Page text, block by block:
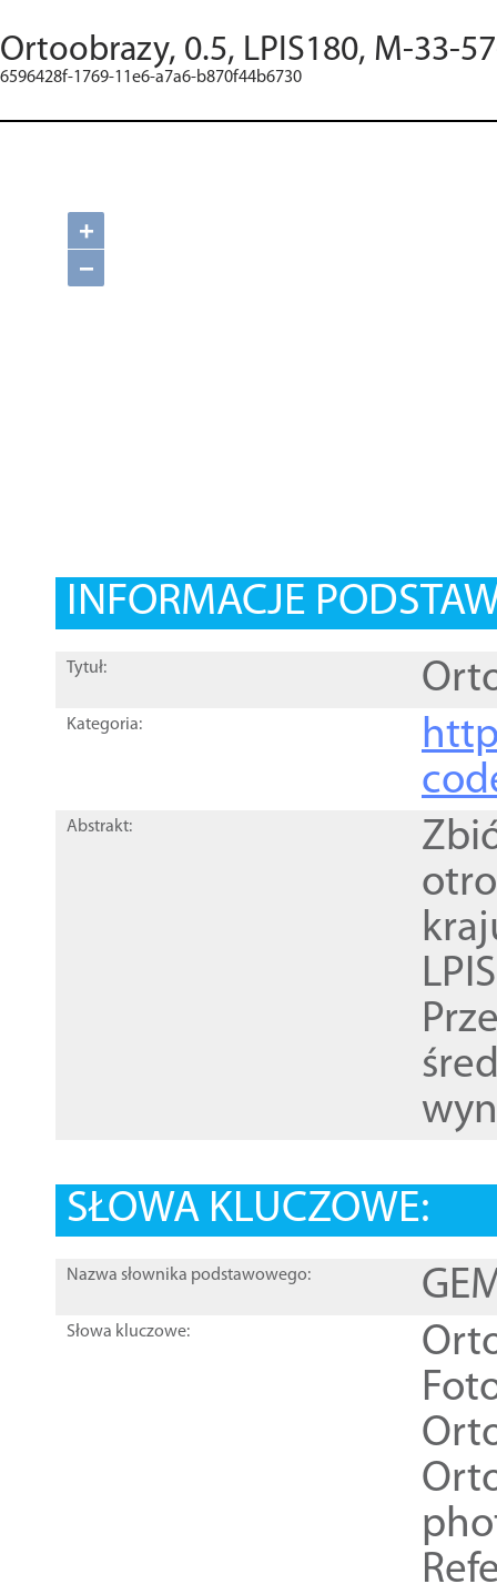
Ortoobrazy, 0.5, LPIS180, M-33-
6596428f-1769-11e6-a7a6-b870f44b6730
+
−
INFORMACJE
Tytuł:
Kategoria:
Abstrakt:
SŁOWA KLUCZOWE:
Nazwa słownika podstawowego:
Słowa kluczowe: